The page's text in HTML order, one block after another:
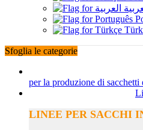
Sfoglia le categorie
per la produzione di sacchetti
LINEE PER SACCHI